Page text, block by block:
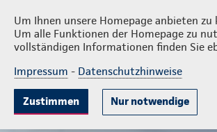
Um Ihnen unsere Homepage anbieten
Um alle Funktionen der Homepage zu
vollständigen Informationen finden Sie
Impressum - Datenschutzhinweise
Zustimmen Nur notwendige
Daniel Färber
Krankenversicherung
Bezirksdirektion Daniel Färber